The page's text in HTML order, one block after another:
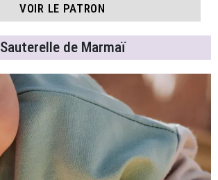
VOIR LE PATRON
Sauterelle de Marmaï